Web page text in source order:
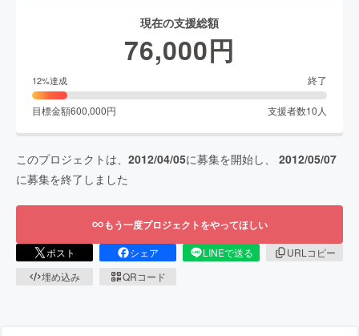
現在の支援総額
76,000円
12%達成 終了
目標金額600,000円 支援者数10 人
このプロジェクトは、 2012/04/05に募集を開始し、 2012/05/07
に募集を終了しました
もう一度プロジェクトをやってほしい
ポスト シェア LINEで送る
URLコピー
埋め込み
QRコード